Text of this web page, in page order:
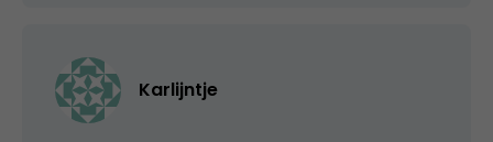
Karlijntje